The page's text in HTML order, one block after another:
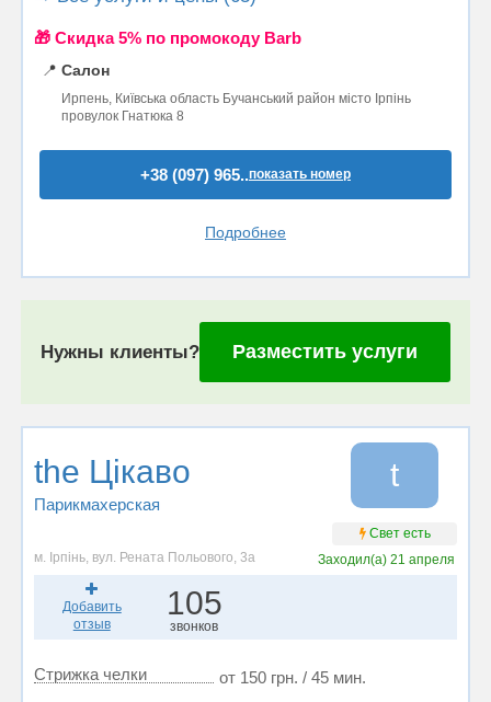
🎁 Cкидка 5% по промокоду Barb
📍 Салон
Ирпень, Київська область Бучанський район місто Ірпінь
провулок Гнатюка 8
+38 (097) 965..показать номер
Подробнее
Нужны клиенты? Разместить услуги
the Цікаво
Парикмахерская
t
Свет есть
м. Ірпінь, вул. Рената Польового, 3а
Заходил(а)21 апреля
Добавить
отзыв
105
звонков
Стрижка челки от 150 грн. / 45 мин.